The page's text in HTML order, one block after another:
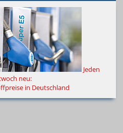
Jeden
neu:
in Deutschland